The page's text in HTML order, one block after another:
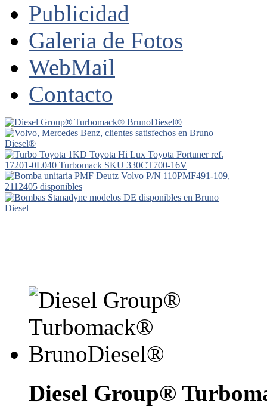
Publicidad
Galeria de Fotos
WebMail
Contacto
Diesel Group®